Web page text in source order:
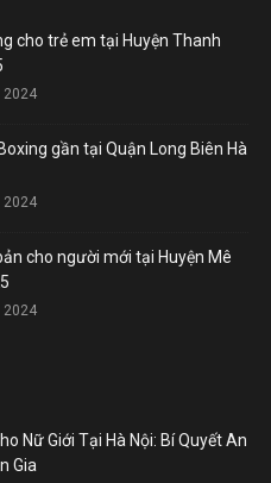
cho trẻ em tại Huyện Thanh
2024
gần tại Quận Long Biên Hà
2024
cho người mới tại Huyện Mê
2024
Nữ Giới Tại Hà Nội: Bí Quyết An
Gia